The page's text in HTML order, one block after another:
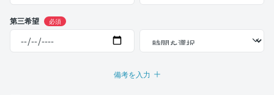
第三希望 必須
備考を入力